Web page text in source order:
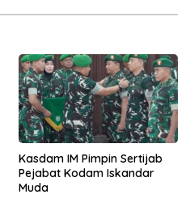
Kasdam IM Pimpin Sertijab
Pejabat Kodam Iskandar
Muda